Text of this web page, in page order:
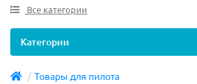
Все категории
Категории
Товары для пилота